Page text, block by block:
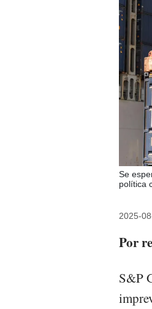
Se
política
2025-
Por
S&P